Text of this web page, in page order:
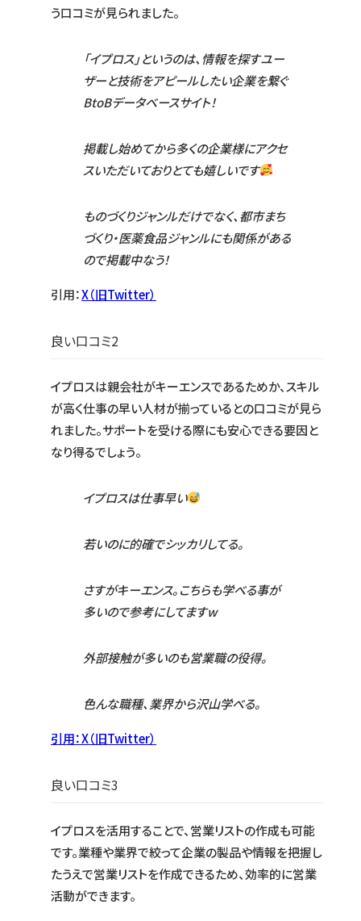
う口コミが見られました。
「イプロス」というのは、情報を探すユー
ザーと技術をアピールしたい企業を繋ぐ
BtoBデータベースサイト！
掲載し始めてから多くの企業様にアクセ
スいただいておりとても嬉しいです
ものづくりジャンルだけでなく、都市まち
づくり・医薬食品ジャンルにも関係がある
ので掲載中なう！
引用：X（旧Twitter）
良い口コミ2
イプロスは親会社がキーエンスであるためか、スキル
が高く仕事の早い人材が揃っているとの口コミが見ら
れました。サポートを受ける際にも安心できる要因と
なり得るでしょう。
イプロスは仕事早い
若いのに的確でシッカリしてる。
さすがキーエンス。こちらも学べる事が
多いので参考にしてますw
外部接触が多いのも営業職の役得。
色んな職種、業界から沢山学べる。
引用：X（旧Twitter）
良い口コミ3
イプロスを活用することで、営業リストの作成も可能
です。業種や業界で絞って企業の製品や情報を把握し
たうえで営業リストを作成できるため、効率的に営業
活動ができます。